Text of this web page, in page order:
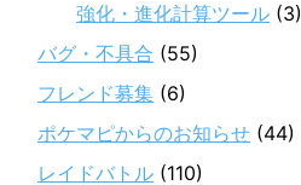
強化・進化計算ツール (3)
バグ・不具合 (55)
フレンド募集 (6)
ポケマピからのお知らせ (44)
レイドバトル (110)